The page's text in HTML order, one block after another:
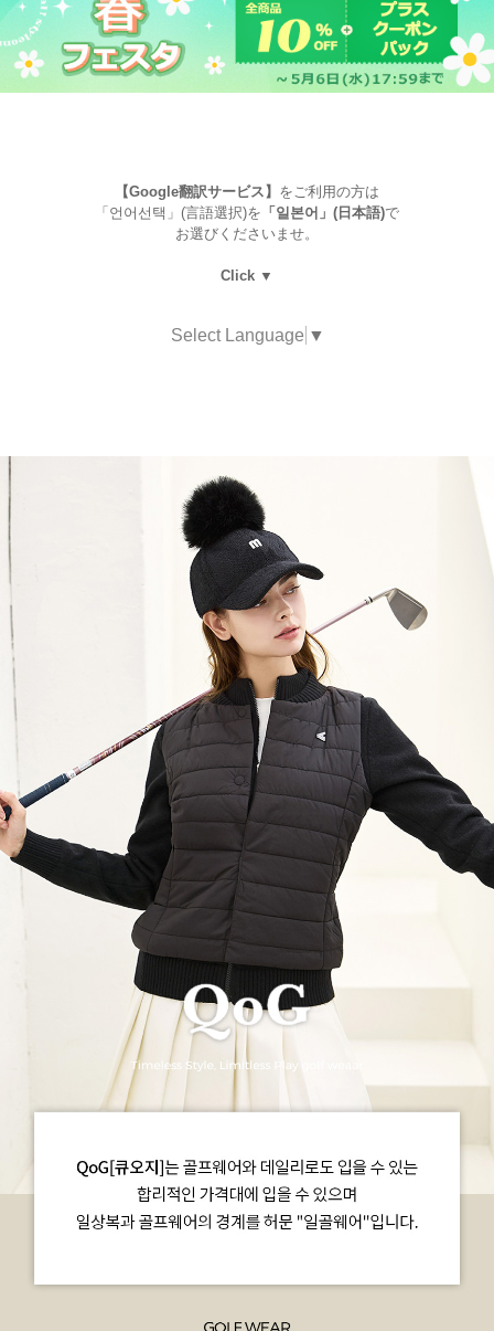
【Google翻訳サービス】 をご利用の方は
「언어선택」(言語選択)を 「일본어」(日本語)で
お選びくださいませ。
Click ▼
Select Language ▼